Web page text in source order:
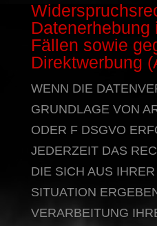
Datenerhebung
Fällen sowie
Direktwerbung
WENN DIE
GRUNDLAGE VON
ODER F DSGVO
JEDERZEIT DAS
DIE SICH AUS
SITUATION
VERARBEITUNG